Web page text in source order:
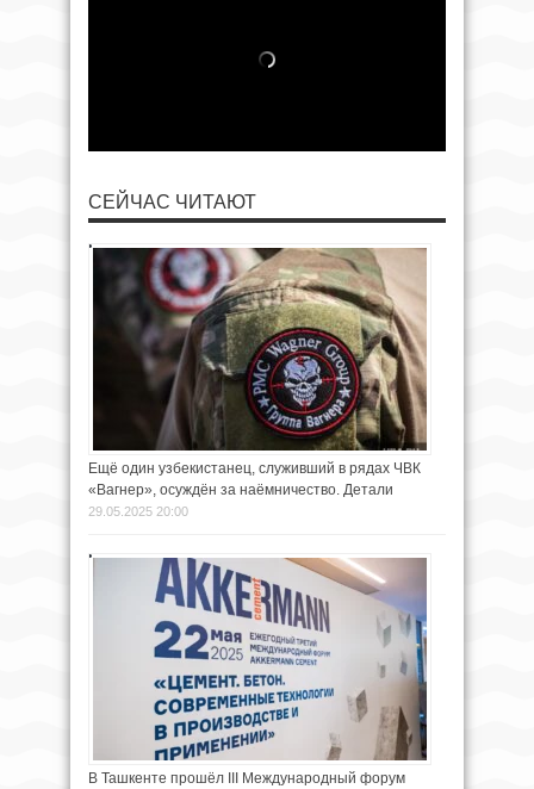
СЕЙЧАС ЧИТАЮТ
Ещё один узбекистанец, служивший в рядах ЧВК
«Вагнер», осуждён за наёмничество. Детали
29.05.2025 20:00
В Ташкенте прошёл III Международный форум